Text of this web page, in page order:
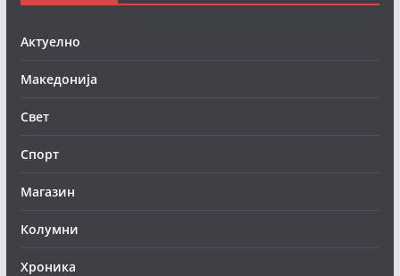
Актуелно
Македонија
Свет
Спорт
Магазин
Колумни
Хроника